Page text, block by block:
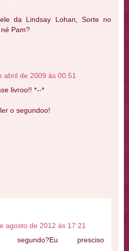
da Lindsay Lohan, Sorte no
Pam?
abril de 2009 às 00:51
livroo!! *--*
o segundoo!
agosto de 2012 às 17:21
segundo?Eu presciso